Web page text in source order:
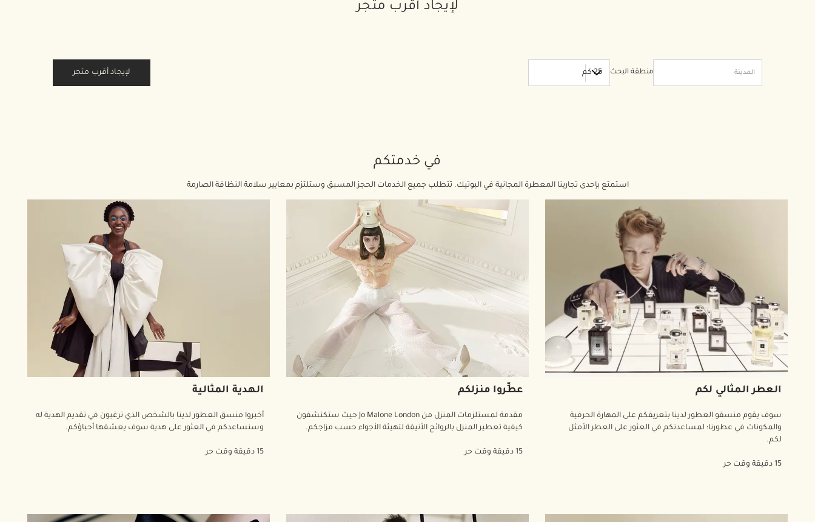
لإيجاد أقرب متجر
منطقة البحث لإيجاد أقرب متجر
في خدمتكم
استمتع بإحدى تجاربنا المعطرة المجانية في البوتيك. تتطلب جميع الخدمات الحجز المسبق وستلتزم بمعايير سلامة النظافة الصارمة
العطر المثالي لكم
سوف يقوم منسقو العطور لدينا بتعريفكم على المهارة الحرفية
والمكونات في عطورنا؛ لمساعدتكم في العثور على العطر الأمثل
لكم.
15 دقيقة وقت حر
عطِّروا منزلكم
مقدمة لمستلزمات المنزل من Jo Malone London حيث ستكتشفون
كيفية تعطير المنزل بالروائح الأنيقة لتهيئة الأجواء حسب مزاجكم.
15 دقيقة وقت حر
الهدية المثالية
أخبروا منسق العطور لدينا بالشخص الذي ترغبون في تقديم الهدية له
وسنساعدكم في العثور على هدية سوف يعشقها أحباؤكم.
15 دقيقة وقت حر